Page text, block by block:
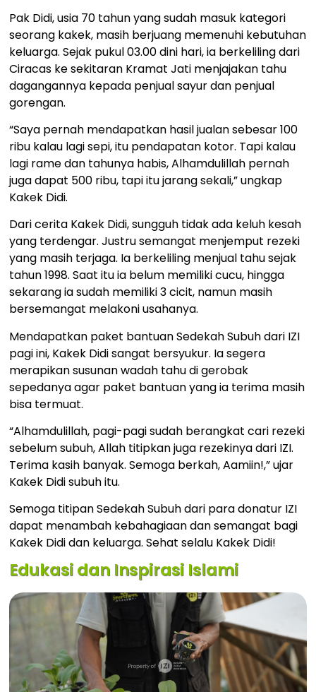
Pak Didi, usia 70 tahun yang sudah masuk kategori
seorang kakek, masih berjuang memenuhi kebutuhan
keluarga. Sejak pukul 03.00 dini hari, ia berkeliling dari
Ciracas ke sekitaran Kramat Jati menjajakan tahu
dagangannya kepada penjual sayur dan penjual
gorengan.
“Saya pernah mendapatkan hasil jualan sebesar 100
ribu kalau lagi sepi, itu pendapatan kotor. Tapi kalau
lagi rame dan tahunya habis, Alhamdulillah pernah
juga dapat 500 ribu, tapi itu jarang sekali,” ungkap
Kakek Didi.
Dari cerita Kakek Didi, sungguh tidak ada keluh kesah
yang terdengar. Justru semangat menjemput rezeki
yang masih terjaga. Ia berkeliling menjual tahu sejak
tahun 1998. Saat itu ia belum memiliki cucu, hingga
sekarang ia sudah memiliki 3 cicit, namun masih
bersemangat melakoni usahanya.
Mendapatkan paket bantuan Sedekah Subuh dari IZI
pagi ini, Kakek Didi sangat bersyukur. Ia segera
merapikan susunan wadah tahu di gerobak
sepedanya agar paket bantuan yang ia terima masih
bisa termuat.
“Alhamdulillah, pagi-pagi sudah berangkat cari rezeki
sebelum subuh, Allah titipkan juga rezekinya dari IZI.
Terima kasih banyak. Semoga berkah, Aamiin!,” ujar
Kakek Didi subuh itu.
Semoga titipan Sedekah Subuh dari para donatur IZI
dapat menambah kebahagiaan dan semangat bagi
Kakek Didi dan keluarga. Sehat selalu Kakek Didi!
Edukasi dan Inspirasi Islami